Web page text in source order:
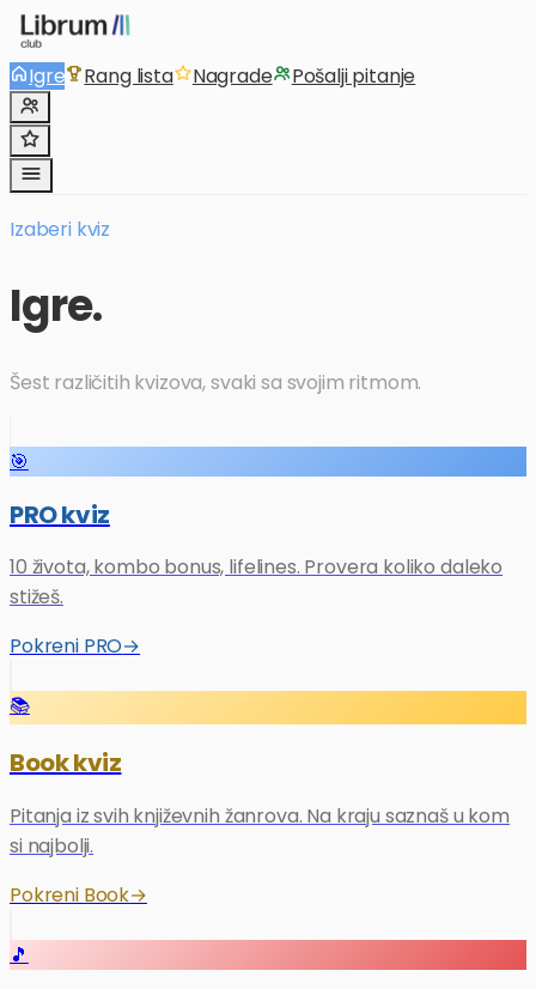
Igre Rang lista Nagrade Pošalji pitanje
Izaberi kviz
Igre.
Šest različitih kvizova, svaki sa svojim ritmom.
🎯
PRO kviz
10 života, kombo bonus, lifelines. Provera koliko daleko
stižeš.
Pokreni PRO→
📚
Book kviz
Pitanja iz svih književnih žanrova. Na kraju saznaš u kom
si najbolji.
Pokreni Book→
🎵